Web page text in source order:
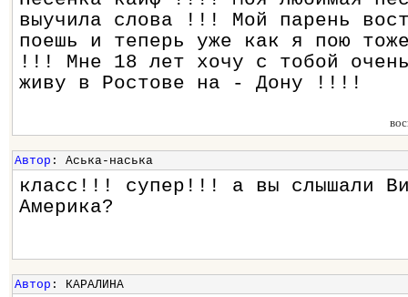
выучила слова !!! Мой парень
поешь и теперь уже как я пою
!!! Мне 18 лет хочу с тобой
живу в Ростове на - Дону !!!!
Автор : Аська-наська
класс!!! супер!!! а вы слышали
Америка?
Автор : КАРАЛИНА